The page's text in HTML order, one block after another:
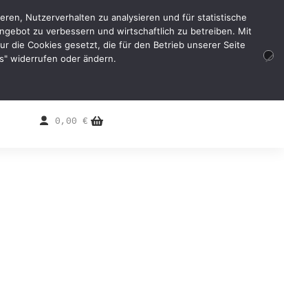
0,00 €
Nutzerverhalten zu analysieren und für statistische
zu verbessern und wirtschaftlich zu betreiben. Mit
die Cookies gesetzt, die für den Betrieb unserer Seite
widerrufen oder ändern.